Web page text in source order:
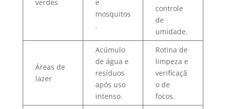
verdes
e
mosquitos
.
controle
de
umidade.
Áreas de
lazer
Acúmulo
de água e
resíduos
após uso
intenso.
Rotina de
limpeza e
verificaçã
o de
focos.